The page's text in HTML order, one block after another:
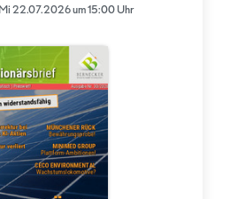
22.07.2026 um 15:00 Uhr